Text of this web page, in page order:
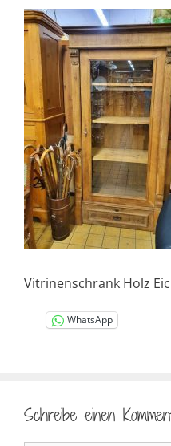
Vitrinenschrank Holz
WhatsApp
Schreibe einen